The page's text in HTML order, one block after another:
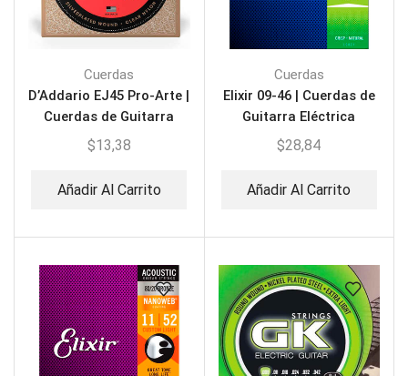
Cuerdas
D’Addario EJ45 Pro-Arte |
Cuerdas de Guitarra
clásica de nailon
$13,38
Añadir Al Carrito
Cuerdas
Elixir 09-46 | Cuerdas de
Guitarra Eléctrica
$28,84
Añadir Al Carrito